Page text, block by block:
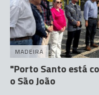
MADEIRA
"Porto Santo está
o São João